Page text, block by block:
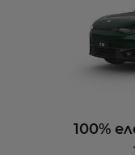
100%